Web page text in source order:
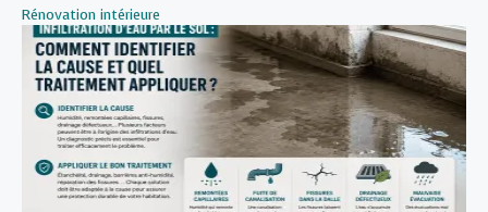
Par rapport à
Rénovation intérieure